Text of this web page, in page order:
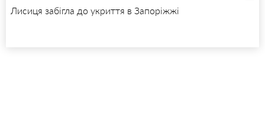
Лисиця забігла до укриття в Запоріжжі